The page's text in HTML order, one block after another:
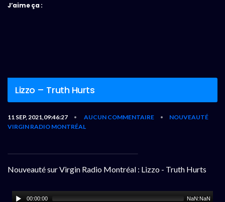
J’aime ça :
Lizzo – Truth Hurts
11 SEP, 2021,09:46:27 • AUCUN COMMENTAIRE •
NOUVEAUTÉ
VIRGIN RADIO MONTRÉAL
Nouveauté sur Virgin Radio Montréal : Lizzo - Truth Hurts
00:00:00 NaN:NaN